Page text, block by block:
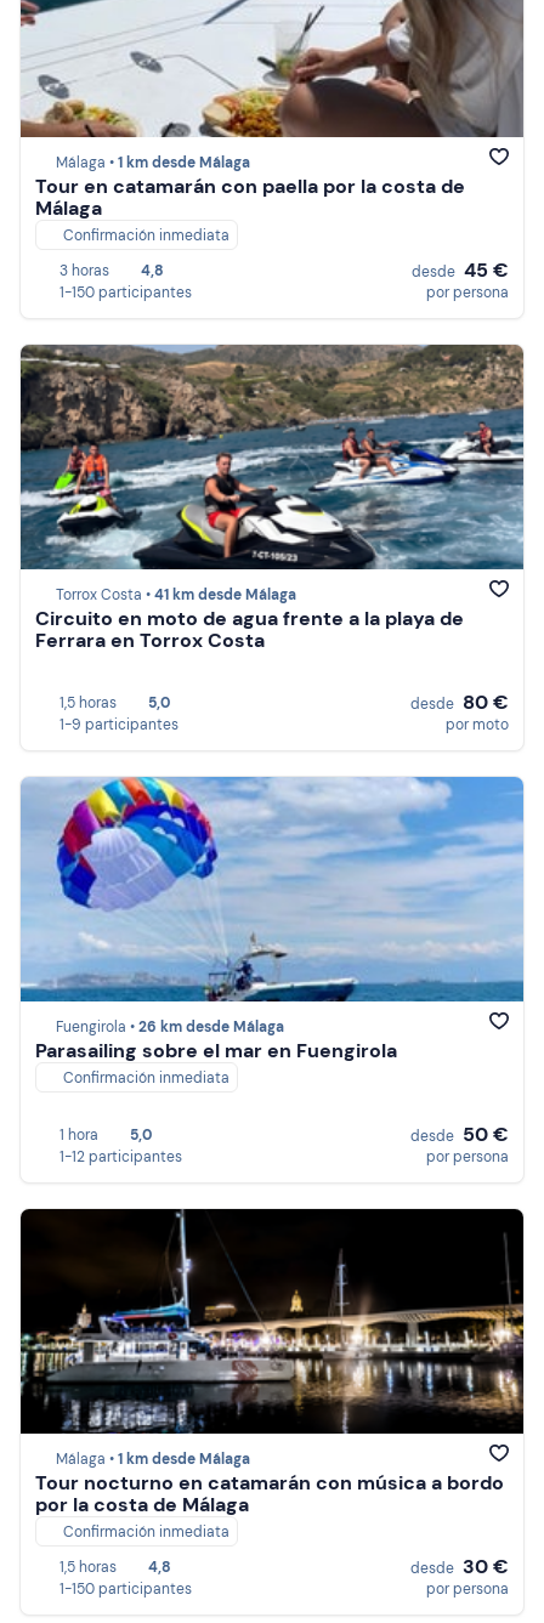
Málaga •1 km desde Málaga
Tour en catamarán con paella por la costa de
Málaga
Confirmación inmediata
3 horas
4,8
1-150 participantes
desde 45 €
por persona
Torrox Costa •41 km desde Málaga
Circuito en moto de agua frente a la playa de
Ferrara en Torrox Costa
1,5 horas
5,0
1-9 participantes
desde 80 €
por moto
Fuengirola •26 km desde Málaga
Parasailing sobre el mar en Fuengirola
Confirmación inmediata
1 hora
5,0
1-12 participantes
desde 50 €
por persona
Málaga •1 km desde Málaga
Tour nocturno en catamarán con música a bordo
por la costa de Málaga
Confirmación inmediata
1,5 horas
4,8
1-150 participantes
desde 30 €
por persona